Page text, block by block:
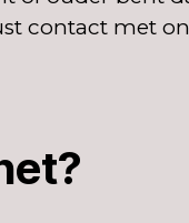
contact met